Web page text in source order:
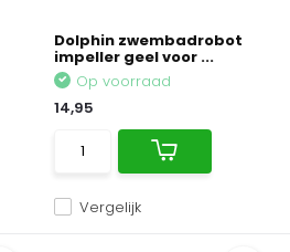
Dolphin zwembadrobot
impeller geel voor ...
Vergelijk
Op voorraad
14,95